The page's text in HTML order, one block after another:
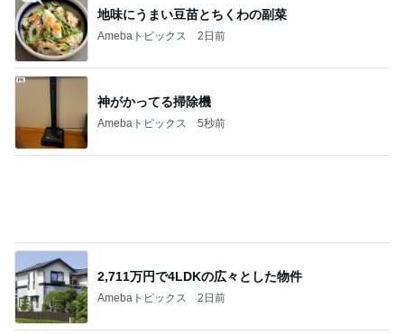
地味にうまい豆苗とちくわの副菜
Amebaトピックス 2日前
神がかってる掃除機
Amebaトピックス 5秒前
2,711万円で4LDKの広々とした物件
Amebaトピックス 2日前